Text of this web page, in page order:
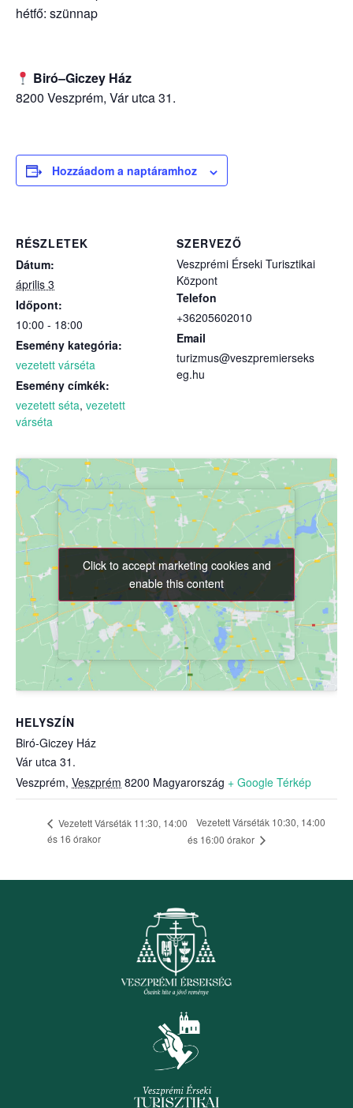
hétfő: szünnap
Biró–Giczey Ház
8200 Veszprém, Vár utca 31.
Hozzáadom a naptáramhoz
RÉSZLETEK
Dátum:
április 3
Időpont:
10:00 - 18:00
Esemény kategória:
vezetett várséta
Esemény címkék:
vezetett séta, vezetett
várséta
SZERVEZŐ
Veszprémi Érseki Turisztikai
Központ
Telefon
+36205602010
Email
turizmus@veszpremierseks
eg.hu
HELYSZÍN
Biró-Giczey Ház
Vár utca 31.
Veszprém, Veszprém 8200 Magyarország + Google Térkép
Click to accept marketing cookies and
enable this content
Click to accept marketing cookies and
enable this content
Vezetett Várséták 11:30, 14:00
és 16 órakor
Vezetett Várséták 10:30, 14:00
és 16:00 órakor